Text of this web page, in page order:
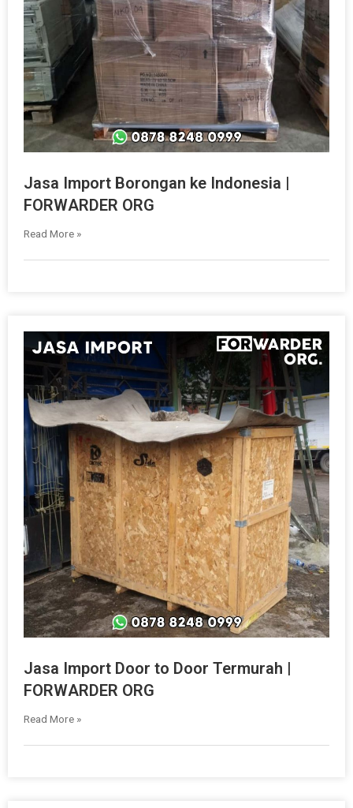
Jasa Import Borongan ke Indonesia |
FORWARDER ORG
Read More »
Jasa Import Door to Door Termurah |
FORWARDER ORG
Read More »